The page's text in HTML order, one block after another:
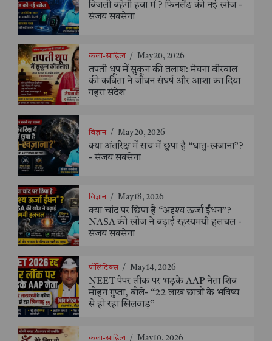
बिजली बहेगी हवा में ? फिनलैंड की नई खोज -
संजय सक्सेना
कला-साहित्य / May 20, 2026
तपती धूप में सुकून की तलाश: मेघना वीरवाल
की कविता ने जीवन संघर्ष और आशा का दिया
गहरा संदेश
विज्ञान / May 20, 2026
क्या अंतरिक्ष में सच में छुपा है “धातु-खजाना”?
- संजय सक्सेना
विज्ञान / May 18, 2026
क्या चांद पर छिपा है “अदृश्य ऊर्जा ईंधन”?
NASA की खोज ने बढ़ाई रहस्यमयी हलचल -
संजय सक्सेना
पॉलिटिक्स / May 14, 2026
NEET पेपर लीक पर भड़के AAP नेता शिव
मोहन गुप्ता, बोले- “22 लाख छात्रों के भविष्य
से हो रहा खिलवाड़”
कला-साहित्य / May 10, 2026